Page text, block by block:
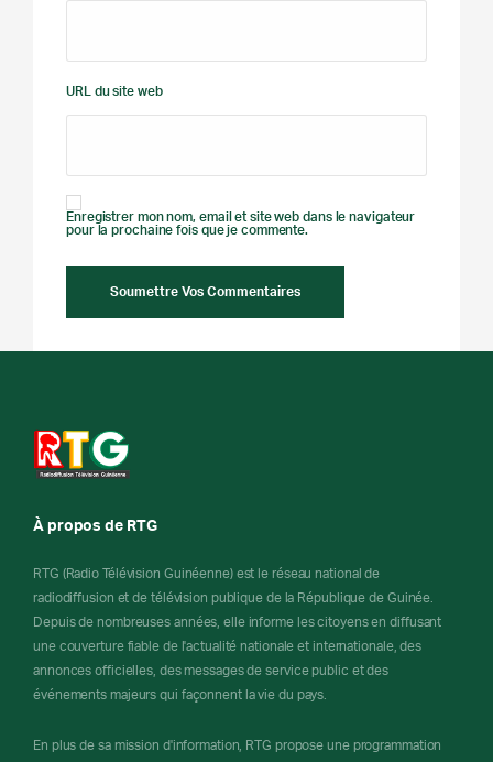
URL du site web
Enregistrer mon nom, email et site web dans le navigateur
pour la prochaine fois que je commente.
À propos de RTG
RTG (Radio Télévision Guinéenne) est le réseau national de
radiodiffusion et de télévision publique de la République de Guinée.
Depuis de nombreuses années, elle informe les citoyens en diffusant
une couverture fiable de l'actualité nationale et internationale, des
annonces officielles, des messages de service public et des
événements majeurs qui façonnent la vie du pays.
En plus de sa mission d'information, RTG propose une programmation